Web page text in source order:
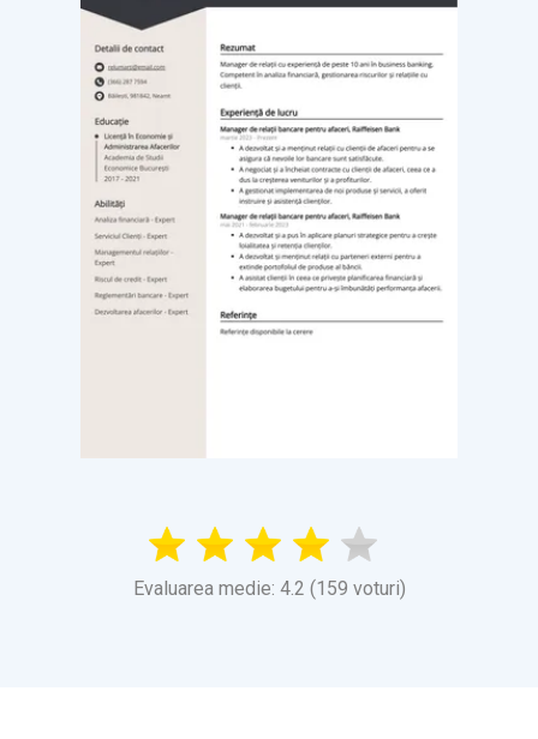
Evaluarea medie: 4.2 (159 voturi)